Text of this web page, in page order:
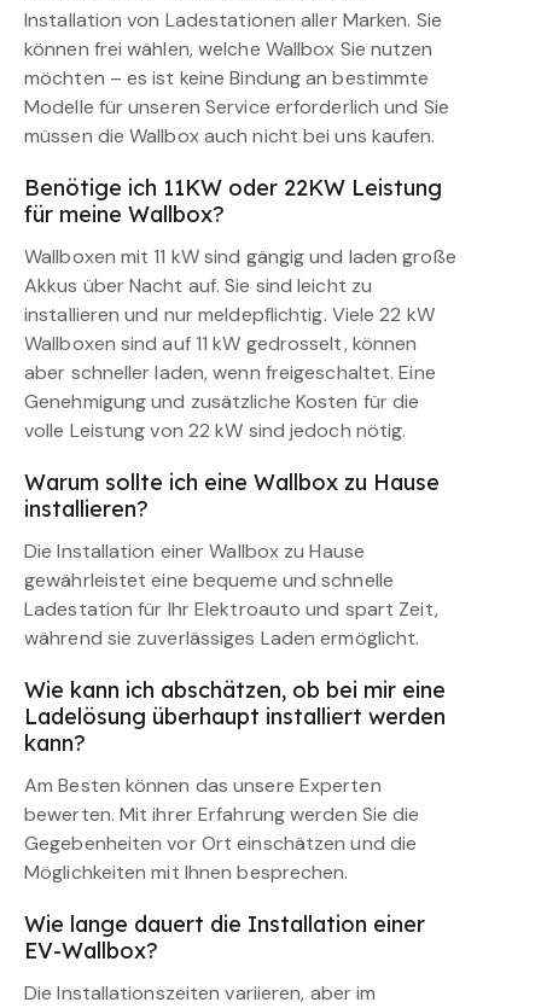
Installation von Ladestationen aller Marken. Sie
können frei wählen, welche Wallbox Sie nutzen
möchten – es ist keine Bindung an bestimmte
Modelle für unseren Service erforderlich und Sie
müssen die Wallbox auch nicht bei uns kaufen.
Benötige ich 11KW oder 22KW Leistung
für meine Wallbox?
Wallboxen mit 11 kW sind gängig und laden große
Akkus über Nacht auf. Sie sind leicht zu
installieren und nur meldepflichtig. Viele 22 kW
Wallboxen sind auf 11 kW gedrosselt, können
aber schneller laden, wenn freigeschaltet. Eine
Genehmigung und zusätzliche Kosten für die
volle Leistung von 22 kW sind jedoch nötig.
Warum sollte ich eine Wallbox zu Hause
installieren?
Die Installation einer Wallbox zu Hause
gewährleistet eine bequeme und schnelle
Ladestation für Ihr Elektroauto und spart Zeit,
während sie zuverlässiges Laden ermöglicht.
Wie kann ich abschätzen, ob bei mir eine
Ladelösung überhaupt installiert werden
kann?
Am Besten können das unsere Experten
bewerten. Mit ihrer Erfahrung werden Sie die
Gegebenheiten vor Ort einschätzen und die
Möglichkeiten mit Ihnen besprechen.
Wie lange dauert die Installation einer
EV-Wallbox?
Die Installationszeiten variieren, aber im